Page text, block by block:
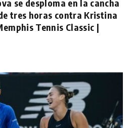
se desploma en la cancha
tres horas contra Kristina
Tennis Classic |